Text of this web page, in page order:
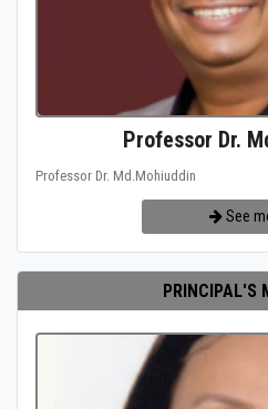
Professor Dr.
Professor Dr. Md.Mohiuddin
See
PRINCIPAL'S